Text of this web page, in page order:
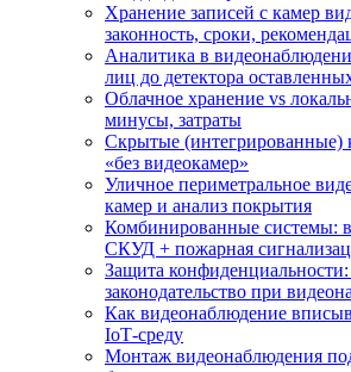
Хранение записей с камер
законность, сроки,
Аналитика в
лиц до детектора
Облачное хранение vs
минусы, затраты
Скрытые (интегрированные)
«без видеокамер»
Уличное периметральное
камер и анализ покрытия
Комбинированные системы:
СКУД + пожарная
Защита
законодательство при
Как видеонаблюдение
IoT‑среду
Монтаж видеонаблюдения